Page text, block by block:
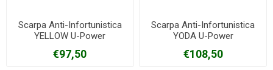
Scarpa Anti-Infortunistica
YELLOW U-Power
€97,50
Scarpa Anti-Infortunistica
YODA U-Power
€108,50